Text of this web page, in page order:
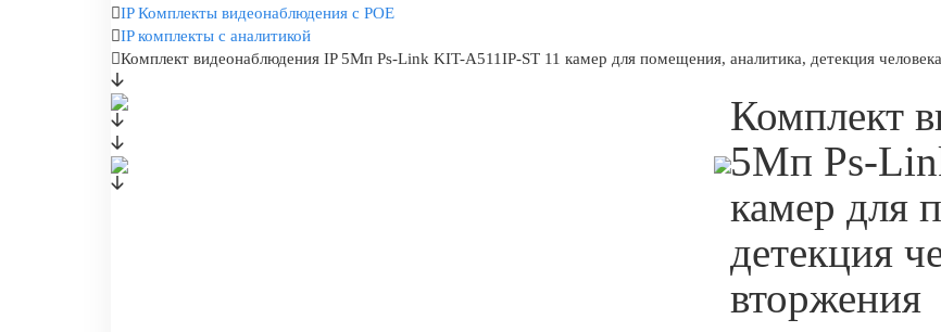
IP Комплекты видеонаблюдения с POE
IP комплекты с аналитикой
Комплект видеонаблюдения IP 5Мп Ps-Link KIT-A511IP-ST 11 камер для помещения, аналитика, детекция
Комплект
5Мп Ps-
камер для
детекция
вторжения